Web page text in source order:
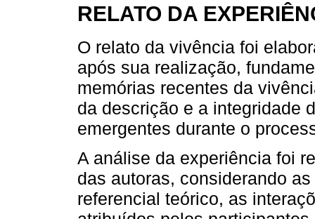
RELATO DA
O relato da vivência foi
após sua realização,
memórias recentes da
da descrição e a integridade
emergentes durante o
A análise da experiência foi
das autoras, considerando
referencial teórico, as